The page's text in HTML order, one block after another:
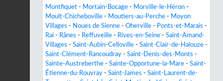
Montfiquet - Mortain-Bocage - Morville-le-Héron -
Moult-Chicheboville - Moutiers-au-Perche - Moyon
Villages - Noues de Sienne - Oherville - Ponts-et-Marais -
Rai - Rânes - Reffuveille - Rives-en-Seine - Saint-Amand-
Villages - Saint-Aubin-Celloville - Saint-Clair-de-Halouze -
Saint-Clément-Rancoudray - Saint-Denis-des-Monts -
Sainte-Austreberthe - Sainte-Opportune-la-Mare - Saint-
Étienne-du-Rouvray - Saint-James - Saint-Laurent-de-